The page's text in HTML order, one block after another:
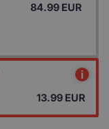
84.99 EUR
i
13.99 EUR